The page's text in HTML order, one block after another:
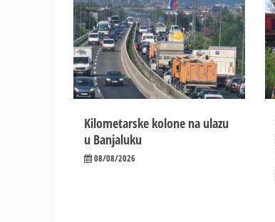
Kilometarske kolone na ulazu
u Banjaluku
08/08/2026